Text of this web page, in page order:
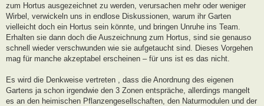
zum Hortus ausgezeichnet zu werden, verursachen mehr oder weniger
Wirbel, verwickeln uns in endlose Diskussionen, warum ihr Garten
vielleicht doch ein Hortus sein könnte, und bringen Unruhe ins Team.
Erhalten sie dann doch die Auszeichnung zum Hortus, sind sie genauso
schnell wieder verschwunden wie sie aufgetaucht sind. Dieses Vorgehen
mag für manche akzeptabel erscheinen – für uns ist es das nicht.
Es wird die Denkweise vertreten , dass die Anordnung des eigenen
Gartens ja schon irgendwie den 3 Zonen entspräche, allerdings mangelt
es an den heimischen Pflanzengesellschaften, den Naturmodulen und der